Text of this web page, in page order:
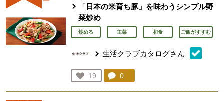
「日本の米育ち豚」を味わうシンプル野
菜炒め
炒める 主菜 和食 ご飯がすすむ
生活クラブカタログさん
お気に入り登録：
19
人が登録
コメント：
0